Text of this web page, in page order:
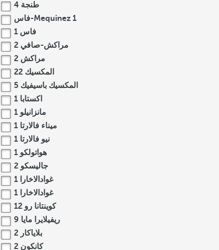
طنجة 4
فاس-Mequinez 1
فاس 1
مراكش-صافي 2
مراكش 2
المكسيك 22
المكسيك باسيفيك 5
اكستابا 1
مانزانيلو 1
ميناء فالارتا 1
نيو فالارتا 1
هواتولكو 1
جاليسكو 2
غوادالاخارا 1
غوادالاخارا 1
كوينتانا رو 12
ريفيلايرا مايا 9
بلاياكار 2
كانكون 2